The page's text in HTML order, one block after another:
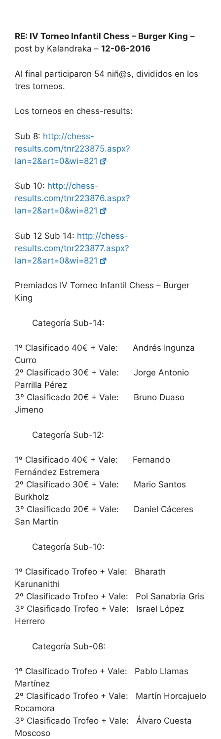
RE: IV Torneo Infantil Chess – Burger King –
post by Kalandraka – 12-06-2016
Al final participaron 54 niñ@s, divididos en los
tres torneos.
Los torneos en chess-results:
Sub 8: http://chess-
results.com/tnr223875.aspx?
lan=2&art=0&wi=821
Sub 10: http://chess-
results.com/tnr223876.aspx?
lan=2&art=0&wi=821
Sub 12 Sub 14: http://chess-
results.com/tnr223877.aspx?
lan=2&art=0&wi=821
Premiados IV Torneo Infantil Chess – Burger
King
Categoría Sub-14:
1º Clasificado 40€ + Vale: Andrés Ingunza
Curro
2º Clasificado 30€ + Vale: Jorge Antonio
Parrilla Pérez
3º Clasificado 20€ + Vale: Bruno Duaso
Jimeno
Categoría Sub-12:
1º Clasificado 40€ + Vale: Fernando
Fernández Estremera
2º Clasificado 30€ + Vale: Mario Santos
Burkholz
3º Clasificado 20€ + Vale: Daniel Cáceres
San Martín
Categoría Sub-10:
1º Clasificado Trofeo + Vale: Bharath
Karunanithi
2º Clasificado Trofeo + Vale: Pol Sanabria Gris
3º Clasificado Trofeo + Vale: Israel López
Herrero
Categoría Sub-08:
1º Clasificado Trofeo + Vale: Pablo Llamas
Martínez
2º Clasificado Trofeo + Vale: Martín Horcajuelo
Rocamora
3º Clasificado Trofeo + Vale: Álvaro Cuesta
Moscoso